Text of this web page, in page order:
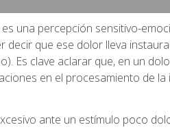
una percepción sensitivo-
que ese dolor lleva
Es clave aclarar que, en un
en el procesamiento de
ante un estímulo poco